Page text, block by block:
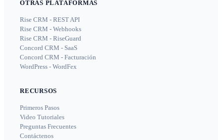
OTRAS PLATAFORMAS
Rise CRM - REST API
Rise CRM - Webhooks
Rise CRM - RiseGuard
Concord CRM - SaaS
Concord CRM - Facturación
WordPress - WordFex
RECURSOS
Primeros Pasos
Video Tutoriales
Preguntas Frecuentes
Contáctenos